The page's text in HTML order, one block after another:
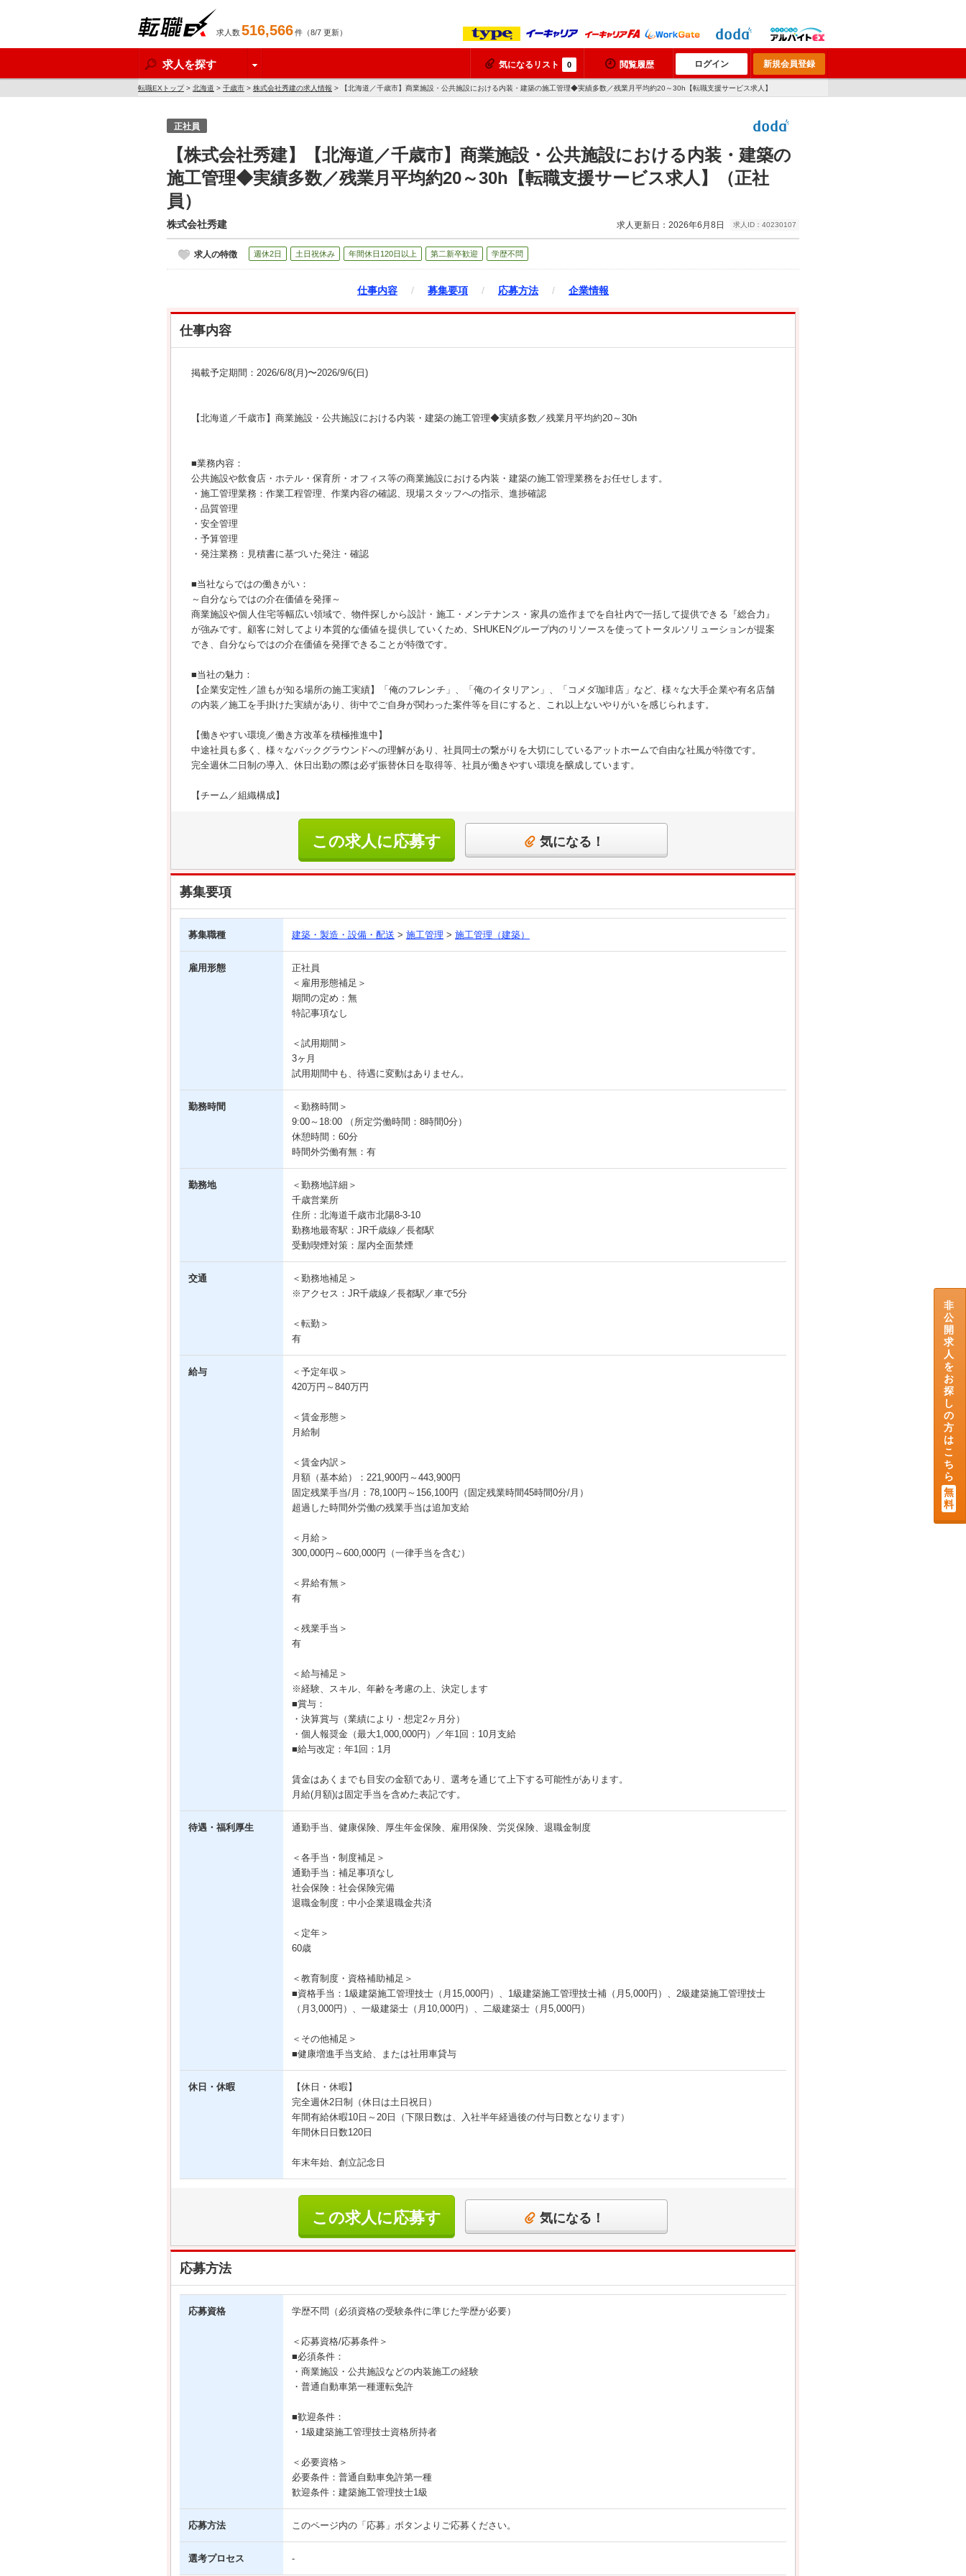
求人数516,566件（8/7 更新）
求人を探す 気になるリスト 0 閲覧履歴 ログイン 新規会員登録
転職EXトップ> 北海道 > 千歳市 > 株式会社秀建の求人情報 > 【北海道／千歳市】商業施設・公共施設における内装・建築の施工管理◆実績多数／残業月平均約20～30h【転職支援サービス求人】
正社員
【株式会社秀建】【北海道／千歳市】商業施設・公共施設における内装・建築の
施工管理◆実績多数／残業月平均約20～30h【転職支援サービス求人】（正社
員）
株式会社秀建 求人更新日：2026年6月8日 求人ID：40230107
求人の特徴 週休2日 土日祝休み 年間休日120日以上 第二新卒歓迎 学歴不問
仕事内容 / 募集要項 / 応募方法 / 企業情報
仕事内容
掲載予定期間：2026/6/8(月)〜2026/9/6(日)
【北海道／千歳市】商業施設・公共施設における内装・建築の施工管理◆実績多数／残業月平均約20～30h
■業務内容：
公共施設や飲食店・ホテル・保育所・オフィス等の商業施設における内装・建築の施工管理業務をお任せします。
・施工管理業務：作業工程管理、作業内容の確認、現場スタッフへの指示、進捗確認
・品質管理
・安全管理
・予算管理
・発注業務：見積書に基づいた発注・確認
■当社ならではの働きがい：
～自分ならではの介在価値を発揮～
商業施設や個人住宅等幅広い領域で、物件探しから設計・施工・メンテナンス・家具の造作までを自社内で一括して提供できる『総合力』
が強みです。顧客に対してより本質的な価値を提供していくため、SHUKENグループ内のリソースを使ってトータルソリューションが提案
でき、自分ならではの介在価値を発揮できることが特徴です。
■当社の魅力：
【企業安定性／誰もが知る場所の施工実績】「俺のフレンチ」、「俺のイタリアン」、「コメダ珈琲店」など、様々な大手企業や有名店舗
の内装／施工を手掛けた実績があり、街中でご自身が関わった案件等を目にすると、これ以上ないやりがいを感じられます。
【働きやすい環境／働き方改革を積極推進中】
中途社員も多く、様々なバックグラウンドへの理解があり、社員同士の繋がりを大切にしているアットホームで自由な社風が特徴です。
完全週休二日制の導入、休日出勤の際は必ず振替休日を取得等、社員が働きやすい環境を醸成しています。
【チーム／組織構成】
この求人に応募す
る
気になる！
募集要項
募集職種 建築・製造・設備・配送 > 施工管理 > 施工管理（建築）
雇用形態
正社員
＜雇用形態補足＞
期間の定め：無
特記事項なし
＜試用期間＞
3ヶ月
試用期間中も、待遇に変動はありません。
勤務時間
＜勤務時間＞
9:00～18:00 （所定労働時間：8時間0分）
休憩時間：60分
時間外労働有無：有
勤務地
＜勤務地詳細＞
千歳営業所
住所：北海道千歳市北陽8-3-10
勤務地最寄駅：JR千歳線／長都駅
受動喫煙対策：屋内全面禁煙
交通
＜勤務地補足＞
※アクセス：JR千歳線／長都駅／車で5分
＜転勤＞
有
給与
＜予定年収＞
420万円～840万円
＜賃金形態＞
月給制
＜賃金内訳＞
月額（基本給）：221,900円～443,900円
固定残業手当/月：78,100円～156,100円（固定残業時間45時間0分/月）
超過した時間外労働の残業手当は追加支給
＜月給＞
300,000円～600,000円（一律手当を含む）
＜昇給有無＞
有
＜残業手当＞
有
＜給与補足＞
※経験、スキル、年齢を考慮の上、決定します
■賞与：
・決算賞与（業績により・想定2ヶ月分）
・個人報奨金（最大1,000,000円）／年1回：10月支給
■給与改定：年1回：1月
賃金はあくまでも目安の金額であり、選考を通じて上下する可能性があります。
月給(月額)は固定手当を含めた表記です。
待遇・福利厚生 通勤手当、健康保険、厚生年金保険、雇用保険、労災保険、退職金制度
＜各手当・制度補足＞
通勤手当：補足事項なし
社会保険：社会保険完備
退職金制度：中小企業退職金共済
＜定年＞
60歳
＜教育制度・資格補助補足＞
■資格手当：1級建築施工管理技士（月15,000円）、1級建築施工管理技士補（月5,000円）、2級建築施工管理技士
（月3,000円）、一級建築士（月10,000円）、二級建築士（月5,000円）
＜その他補足＞
■健康増進手当支給、または社用車貸与
休日・休暇
【休日・休暇】
完全週休2日制（休日は土日祝日）
年間有給休暇10日～20日（下限日数は、入社半年経過後の付与日数となります）
年間休日日数120日
年末年始、創立記念日
この求人に応募す
る
気になる！
応募方法
応募資格 学歴不問（必須資格の受験条件に準じた学歴が必要）
＜応募資格/応募条件＞
■必須条件：
・商業施設・公共施設などの内装施工の経験
・普通自動車第一種運転免許
■歓迎条件：
・1級建築施工管理技士資格所持者
＜必要資格＞
必要条件：普通自動車免許第一種
歓迎条件：建築施工管理技士1級
応募方法 このページ内の「応募」ボタンよりご応募ください。
選考プロセス -
非
公
開
求
人
を
お
探
し
の
方
は
こ
ち
ら
無
料